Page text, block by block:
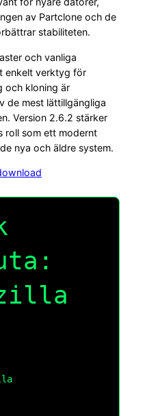
av Partclone och de
stabiliteten.
och vanliga
enkelt verktyg för
och kloning är
de mest lättillgängliga
Version 2.6.2 stärker
roll som ett modernt
nya och äldre system.